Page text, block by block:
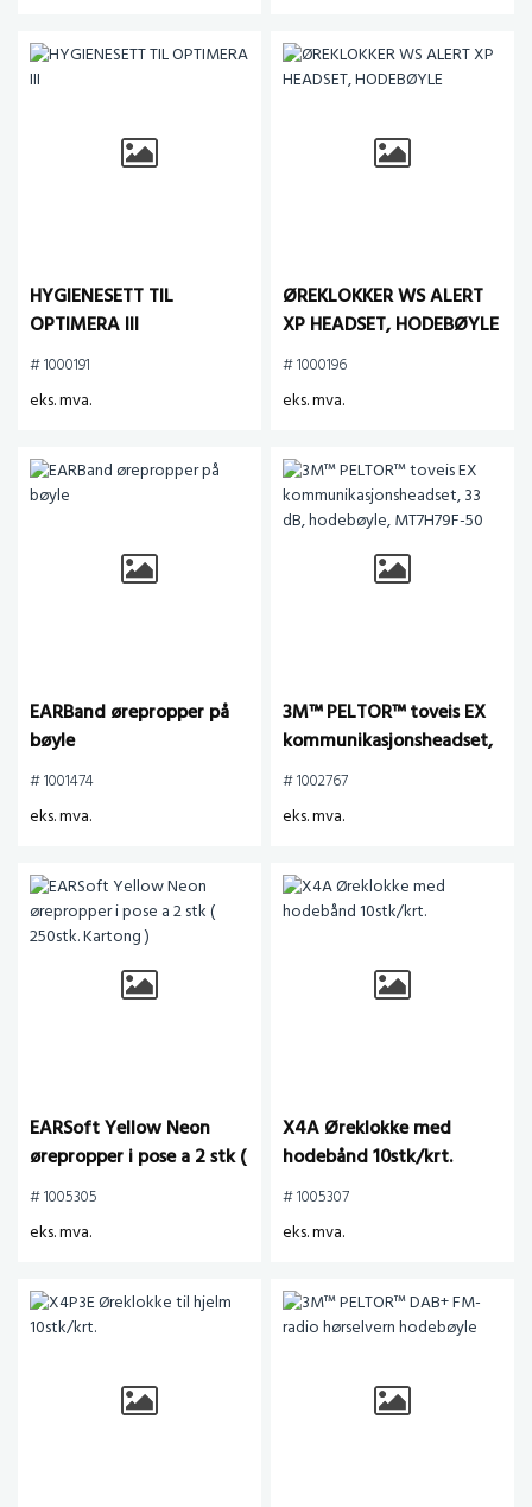
HYGIENESETT TIL
OPTIMERA III
# 1000191
eks. mva.
ØREKLOKKER WS ALERT
XP HEADSET, HODEBØYLE
# 1000196
eks. mva.
EARBand ørepropper på
bøyle
# 1001474
eks. mva.
3M™ PELTOR™ toveis EX
kommunikasjonsheadset,
33 dB, hodebøyle,
# 1002767
eks. mva.
EARSoft Yellow Neon
ørepropper i pose a 2 stk (
250stk. Kartong )
# 1005305
eks. mva.
X4A Øreklokke med
hodebånd 10stk/krt.
# 1005307
eks. mva.